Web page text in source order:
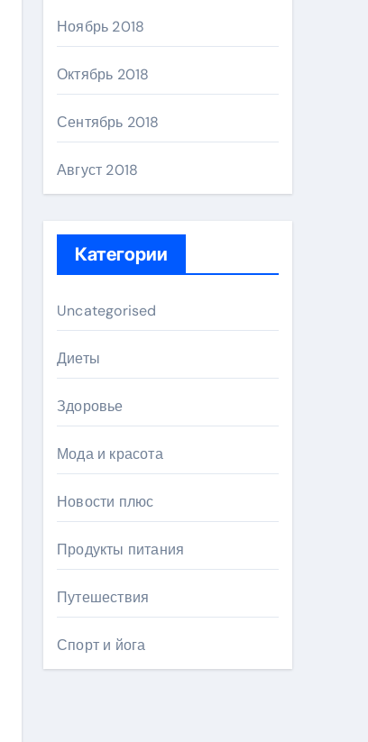
Ноябрь 2018
Октябрь 2018
Сентябрь 2018
Август 2018
Категории
Uncategorised
Диеты
Здоровье
Мода и красота
Новости плюс
Продукты питания
Путешествия
Спорт и йога